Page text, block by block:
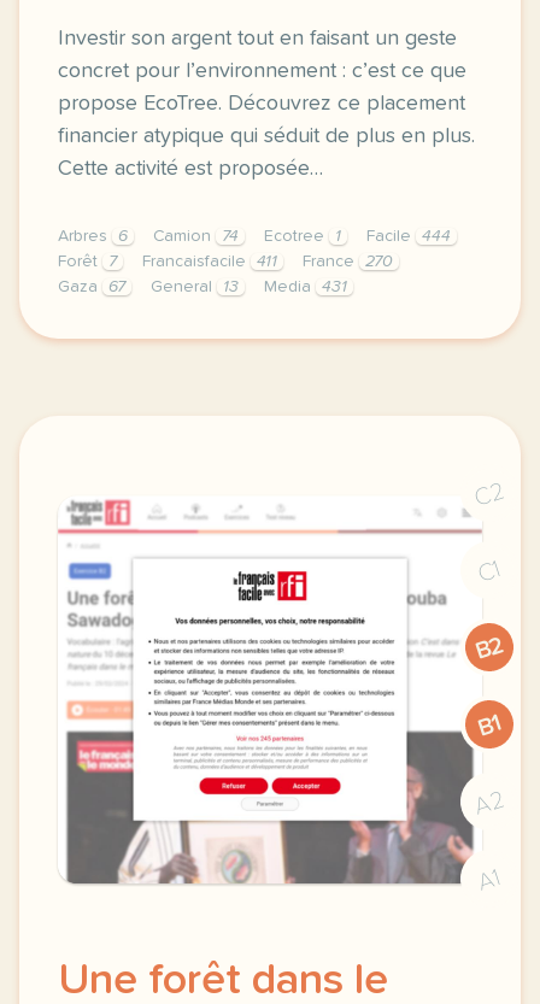
Investir son argent tout en faisant un geste
concret pour l’environnement : c’est ce que
propose EcoTree. Découvrez ce placement
financier atypique qui séduit de plus en plus.
Cette activité est proposée…
Arbres 6 Camion 74 Ecotree 1 Facile
444
Forêt
7 Francaisfacile 411 France
270
Gaza
67 General 13 Media 431
exercice b2 ecotree s engager pour la foret
C2
C1
B2
B1
A2
A1
Une forêt dans le